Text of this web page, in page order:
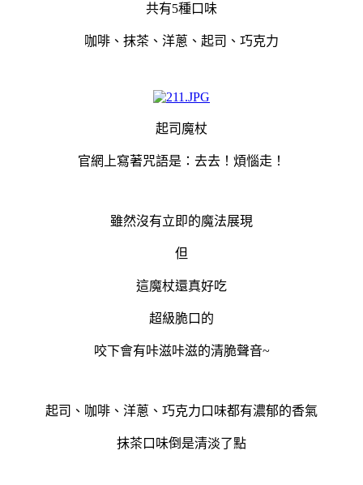
共有5種口味
咖啡、抹茶、洋蔥、起司、巧克力
起司魔杖
官網上寫著咒語是：去去！煩惱走！
雖然沒有立即的魔法展現
但
這魔杖還真好吃
超級脆口的
咬下會有咔滋咔滋的清脆聲音~
起司、 咖啡 、 洋蔥 、 巧克力 口味都有濃郁的香氣
抹茶口味倒是清淡了點